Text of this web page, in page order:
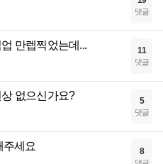
댓글
만렙찍었는데... 11
댓글
없으신가요? 5
댓글
주세요 8